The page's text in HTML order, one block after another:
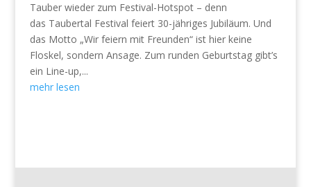
Tauber wieder zum Festival-Hotspot – denn
das Taubertal Festival feiert 30-jähriges Jubiläum. Und
das Motto „Wir feiern mit Freunden“ ist hier keine
Floskel, sondern Ansage. Zum runden Geburtstag gibt’s
ein Line-up,...
mehr lesen